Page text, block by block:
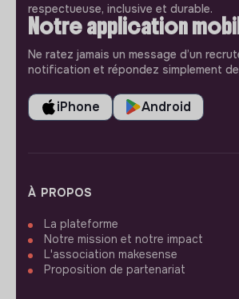
respectueuse, inclusive et durable.
Notre application
Ne ratez jamais un message d’un
notification et répondez simplement
iPhone Android
À PROPOS
La plateforme
Notre mission et notre impact
L'association makesense
Proposition de partenariat